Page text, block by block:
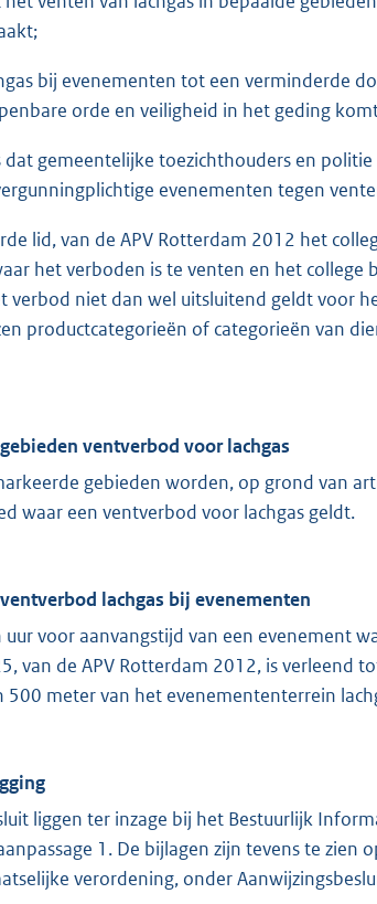
bij evenementen tot een verminderde
orde en veiligheid in het geding
dat gemeentelijke toezichthouders en
evenementen tegen
lid, van de APV Rotterdam 2012 het
het verboden is te venten en het college
verbod niet dan wel uitsluitend geldt voor
productcategorieën of categorieën van
ventverbod voor lachgas
gebieden worden, op grond van
waar een ventverbod voor lachgas geldt.
lachgas bij evenementen
uur voor aanvangstijd van een evenement
van de APV Rotterdam 2012, is verleend
500 meter van het evenemententerrein
liggen ter inzage bij het Bestuurlijk
1. De bijlagen zijn tevens te zien
verordening, onder